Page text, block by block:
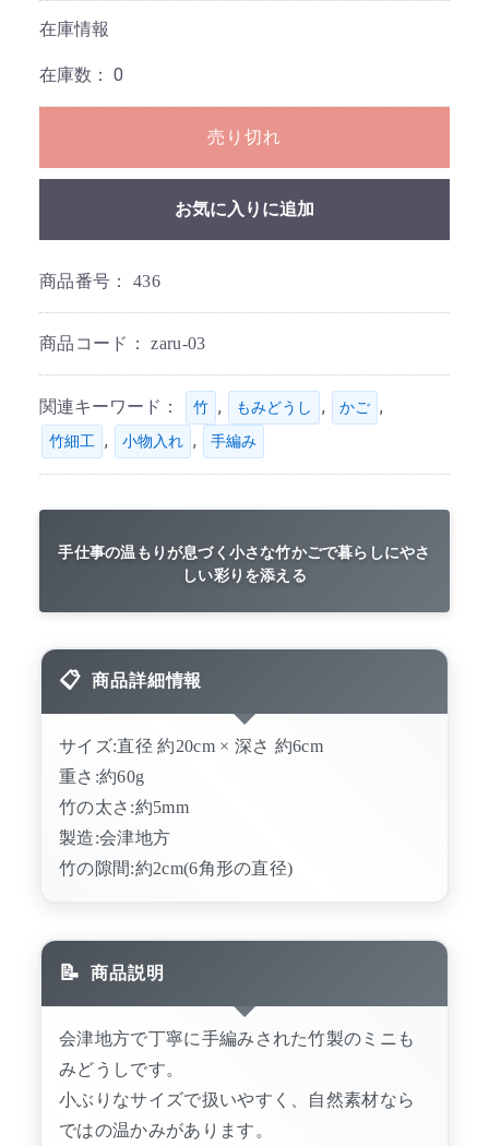
在庫情報
在庫数： 0
売り切れ
お気に入りに追加
商品番号： 436
商品コード：zaru-03
関連キーワード： 竹 , もみどうし , かご ,
竹細工 , 小物入れ , 手編み
手仕事の温もりが息づく小さな竹かごで暮らしにやさ
しい彩りを添える
商品詳細情報
サイズ:直径 約20cm × 深さ 約6cm
重さ:約60g
竹の太さ:約5mm
製造:会津地方
竹の隙間:約2cm(6角形の直径)
商品説明
会津地方で丁寧に手編みされた竹製のミニも
みどうしです。
小ぶりなサイズで扱いやすく、自然素材なら
ではの温かみがあります。